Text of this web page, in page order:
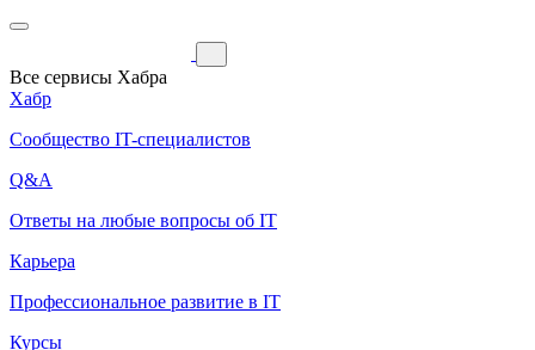
Все сервисы Хабра
Хабр
Сообщество IT-специалистов
Q&A
Ответы на любые вопросы об IT
Карьера
Профессиональное развитие в IT
Курсы